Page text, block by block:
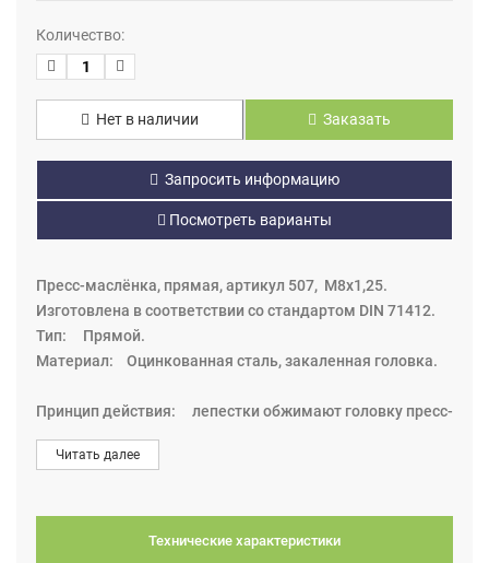
Количество:
Нет в наличии Заказать
Запросить информацию
Посмотреть варианты
Пресс-маслёнка, прямая, артикул 507, М8х1,25.
Изготовлена в соответствии со стандартом DIN 71412.
Тип: Прямой.
Материал: Оцинкованная сталь, закаленная головка.
Принцип действия: лепестки обжимают головку пресс-
маслёнки, уплотнение металлическое (на некоторых
моделях резиновое). После завершения процесса
Читать далее
Технические характеристики